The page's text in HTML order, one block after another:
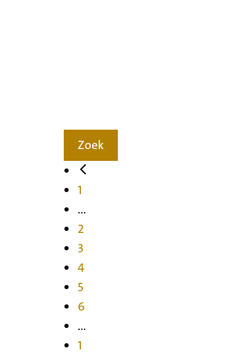
Zoek
1
...
2
3
4
5
6
...
1